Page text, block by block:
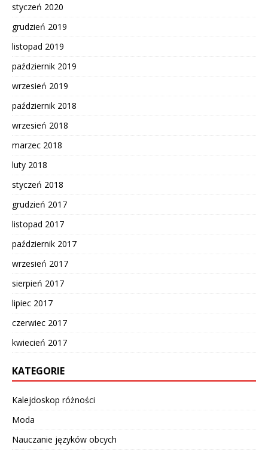
styczeń 2020
grudzień 2019
listopad 2019
październik 2019
wrzesień 2019
październik 2018
wrzesień 2018
marzec 2018
luty 2018
styczeń 2018
grudzień 2017
listopad 2017
październik 2017
wrzesień 2017
sierpień 2017
lipiec 2017
czerwiec 2017
kwiecień 2017
KATEGORIE
Kalejdoskop różności
Moda
Nauczanie języków obcych